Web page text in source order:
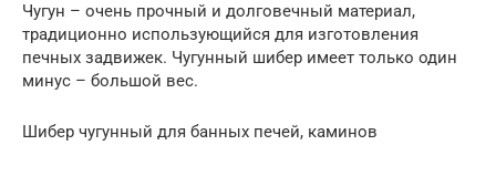
Чугун – очень прочный и долговечный материал,
традиционно использующийся для изготовления
печных задвижек. Чугунный шибер имеет только один
минус – большой вес.
Шибер чугунный для банных печей, каминов